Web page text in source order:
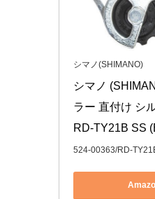
シマノ(SHIMANO)
シマノ
ラー 直付け シ
RD-TY21B SS
524-00363/RD-